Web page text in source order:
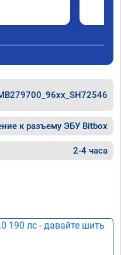
время 2.5
👍
к разъему ЭБУ Bitbox
2-4 часа